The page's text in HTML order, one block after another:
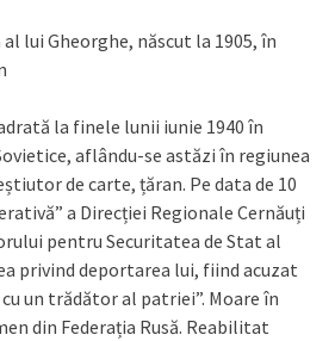
al lui Gheorghe, născut la 1905, în
la finele lunii iunie 1940 în
aflându-se astăzi în regiunea
de carte, țăran. Pe data de 10
a Direcției Regionale Cernăuți
pentru Securitatea de Stat al
privind deportarea lui, fiind acuzat
un trădător al patriei”. Moare în
din Federația Rusă. Reabilitat